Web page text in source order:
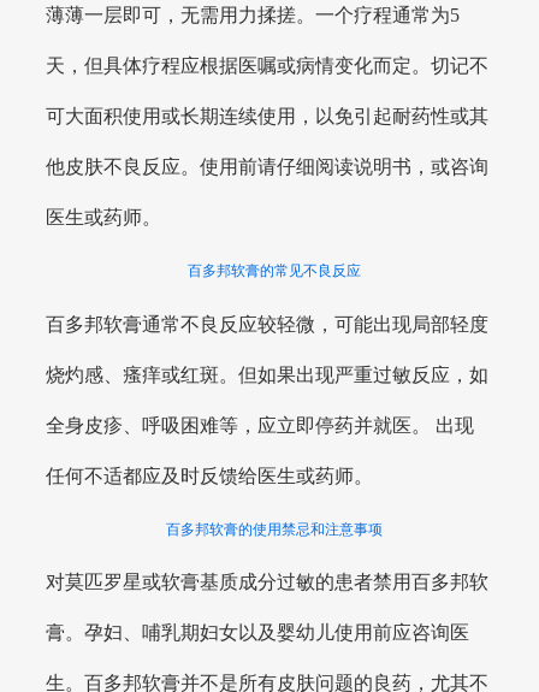
薄薄一层即可，无需用力揉搓。一个疗程通常为5
天，但具体疗程应根据医嘱或病情变化而定。切记不
可大面积使用或长期连续使用，以免引起耐药性或其
他皮肤不良反应。使用前请仔细阅读说明书，或咨询
医生或药师。
百多邦软膏的常见不良反应
百多邦软膏通常不良反应较轻微，可能出现局部轻度
烧灼感、瘙痒或红斑。但如果出现严重过敏反应，如
全身皮疹、呼吸困难等，应立即停药并就医。 出现
任何不适都应及时反馈给医生或药师。
百多邦软膏的使用禁忌和注意事项
对莫匹罗星或软膏基质成分过敏的患者禁用百多邦软
膏。孕妇、哺乳期妇女以及婴幼儿使用前应咨询医
生。百多邦软膏并不是所有皮肤问题的良药，尤其不